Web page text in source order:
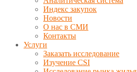
Индекс закупок
Новости
О нас в СМИ
Контакты
Услуги
Заказать исследование
Изучение CSI